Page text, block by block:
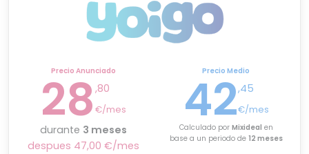
Precio Anunciado
28 ,80
€/mes
durante 3 meses
despues 47,00 €/mes
Precio Medio
42,45
€/mes
Calculado por Mixideal en
base a un periodo de 12 meses